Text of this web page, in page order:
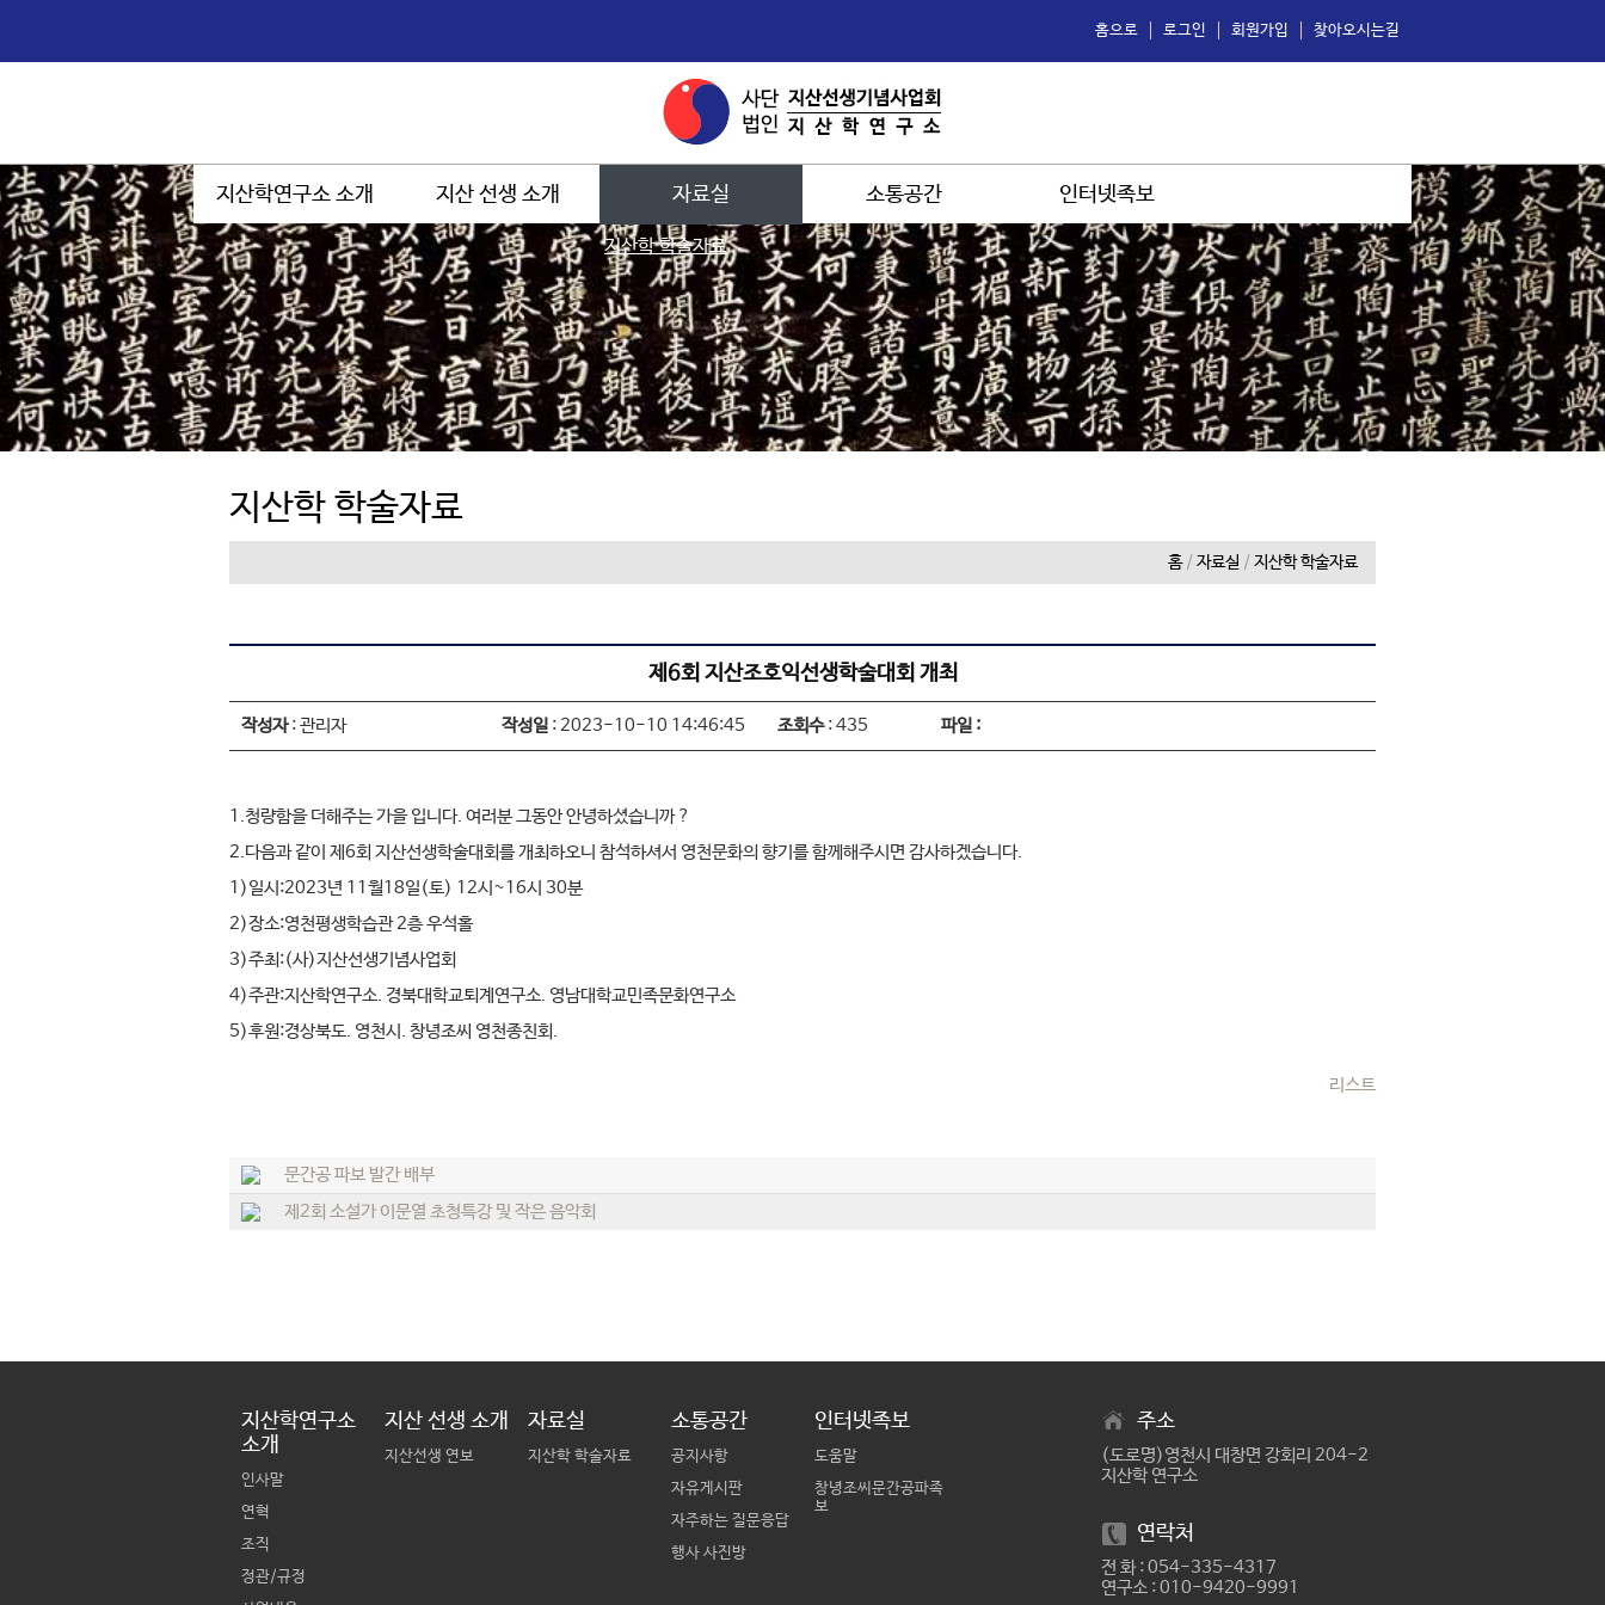
홈으로 로그인 회원가입 찾아오시는길
지산학연구소 소개 지산 선생 소개 자료실
지산학 학술자료
소통공간 인터넷족보
지산학 학술자료
홈 / 자료실 / 지산학 학술자료
제6회 지산조호익선생학술대회 개최
작성자: 관리자 작성일 : 2023-10-10 14:46:45 조회수: 435 파일 :
1.청량함을 더해주는 가을 입니다. 여러분 그동안 안녕하셨습니까 ?
2.다음과 같이 제6회 지산선생학술대회를 개최하오니 참석하셔서 영천문화의 향기를 함께해주시면 감사하겠습니다.
1)일시:2023년 11월18일(토) 12시~16시 30분
2)장소:영천평생학습관 2층 우석홀
3)주최:(사)지산선생기념사업회
4)주관:지산학연구소. 경북대학교퇴계연구소. 영남대학교민족문화연구소
5)후원:경상북도. 영천시. 창녕조씨 영천종친회.
리스트
문간공 파보 발간 배부
제2회 소설가 이문열 초청특강 및 작은 음악회
지산학연구소
소개
인사말
연혁
조직
정관/규정
지산 선생 소개
지산선생 연보
자료실
지산학 학술자료
소통공간
공지사항
자유게시판
자주하는 질문응답
행사 사진방
인터넷족보
도움말
창녕조씨문간공파족
보
주소
(도로명)영천시 대창면 강회리 204-2
지산학 연구소
연락처
전 화 : 054-335-4317
연구소 : 010-9420-9991